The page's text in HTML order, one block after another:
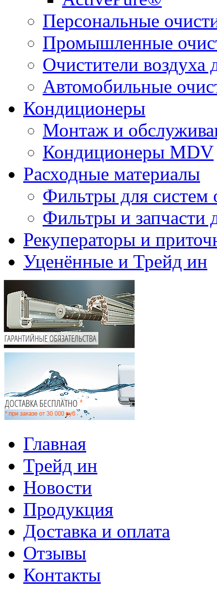
Персональные
Промышленные
Очистители воздуха
Автомобильные
Кондиционеры
Монтаж и
Кондиционеры MDV
Расходные материалы
Фильтры для систем
Фильтры и запчасти
Рекуператоры и
Уценённые и Трейд ин
Главная
Трейд ин
Новости
Продукция
Доставка и оплата
Отзывы
Контакты